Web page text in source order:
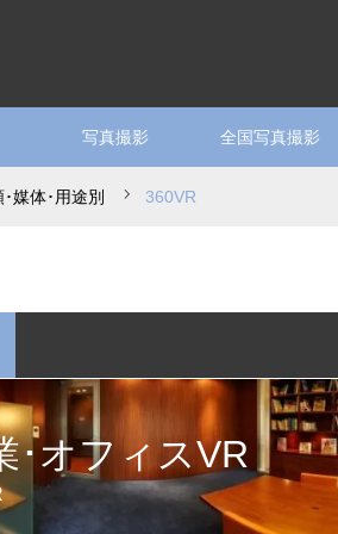
写真撮影 全国写真撮影
･媒体･用途別 360VR
･オフィスVR